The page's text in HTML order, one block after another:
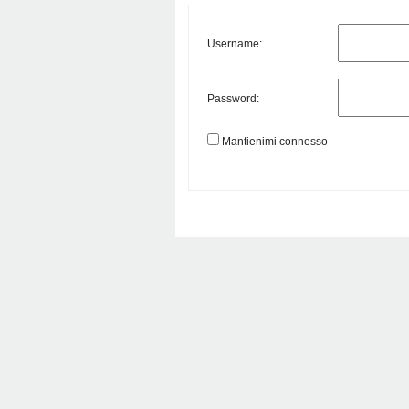
Username:
Password:
Mantienimi connesso